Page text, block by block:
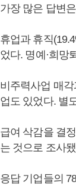
가장 많은 답변
휴업과 휴직
었다. 명예·희망
비주력사업 매각
업도 있었다. 별
급여 삭감을 결
는 것으로 조사
응답 기업들의